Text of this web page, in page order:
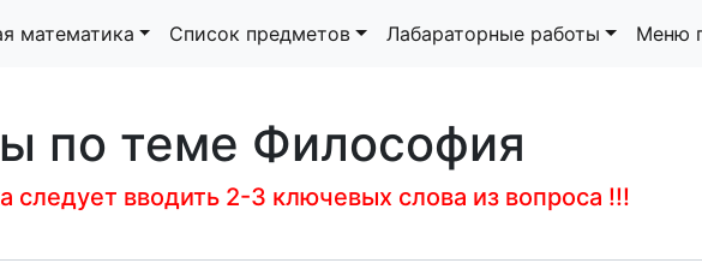
математика Список предметов Лабараторные работы Меню
по теме Философия
следует вводить 2-3 ключевых слова из вопроса !!!